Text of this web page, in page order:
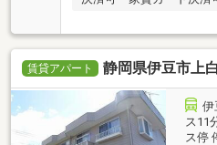
賃貸アパート 静岡県伊豆市上
伊
ス11
ス停